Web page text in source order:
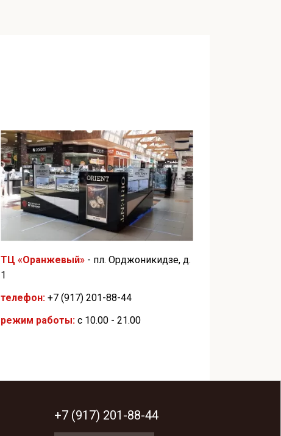
ТЦ «Оранжевый» - пл. Орджоникидзе, д.
1
телефон: +7 (917) 201-88-44
режим работы: с 10.00 - 21.00
+7 (917) 201-88-44